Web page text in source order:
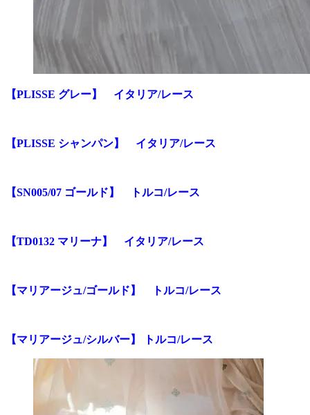
【PLISSE グレー】 イタリア/レース
【PLISSE シャンパン】 イタリア/レース
【SN005/07 ゴールド】 トルコ/レース
【TD0132 マリーナ】 イタリア/レース
【マリアージュ/ゴールド】 トルコ/レース
【マリアージュ/シルバー】 トルコ/レース